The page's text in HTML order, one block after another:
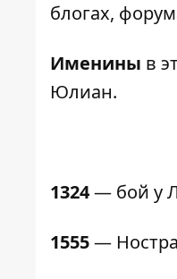
блогах,
Именины в
Юлиан.
1324— бой у
1555—